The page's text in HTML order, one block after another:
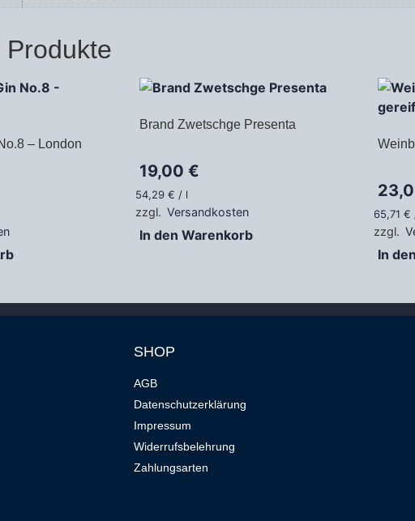
– London
Brand Zwetschge Presenta
19,00 €
54,29 € / l
zzgl. Versandkosten
In den Warenkorb
65,71€
zzgl.
In
SHOP
AGB
Datenschutzerklärung
Impressum
Widerrufsbelehrung
Zahlungsarten